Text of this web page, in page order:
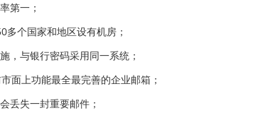
第一；
个国家和地区设有机房；
，与银行密码采用同一系统；
面上功能最全最完善的企业邮箱；
丢失一封重要邮件；